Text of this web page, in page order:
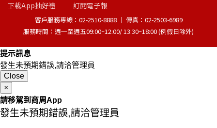
下載App抽好禮 訂閱電子報
客戶服務專線：02-2510-8888 │ 傳真：02-2503-6989
服務時間：週一至週五09:00~12:00/ 13:30~18:00 (例假日除外)
提示訊息
發生未預期錯誤,請洽管理員
Close
×
請移駕到商周App
發生未預期錯誤,請洽管理員